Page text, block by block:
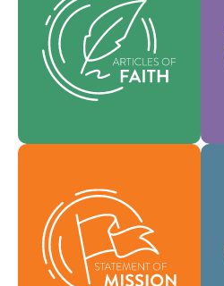
exposent les vérités
essentielles qui
guident chaque
domaine de pratique.
mission définit qui
nous sommes,
pourquoi nous
existons et notre
raison d'être.